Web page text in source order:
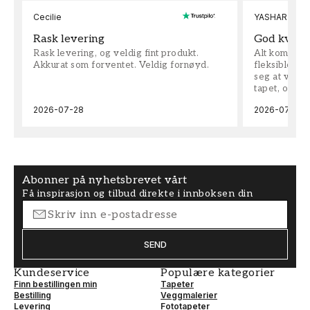
Cecilie
Rask levering
Rask levering, og veldig fint produkt.
Akkurat som forventet. Veldig fornøyd.
2026-07-28
YASHAR
God
Alt kom
fleksible på
seg at vi
tapet, og
2026-07-04
Abonner på nyhetsbrevet vårt
Få inspirasjon og tilbud direkte i innboksen din
SEND
Kundeservice
Finn bestillingen min
Bestilling
Levering
Populære kategorier
Tapeter
Veggmalerier
Fototapeter